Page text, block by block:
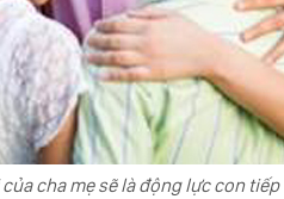
cha mẹ sẽ là động lực con